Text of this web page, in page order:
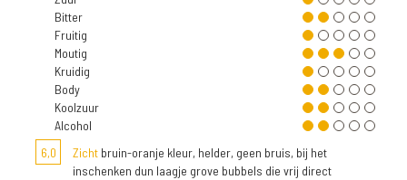
Bitter
Fruitig
Moutig
Kruidig
Body
Koolzuur
Alcohol
6,0
Zicht bruin-oranje kleur, helder, geen bruis, bij het
inschenken dun laagje grove bubbels die vrij direct